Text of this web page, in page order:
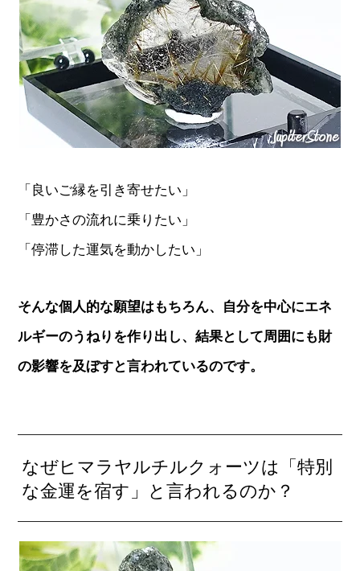
「良いご縁を引き寄せたい」
「豊かさの流れに乗りたい」
「停滞した運気を動かしたい」
そんな個人的な願望はもちろん、自分を中心にエネ
ルギーのうねりを作り出し、結果として周囲にも財
の影響を及ぼすと言われているのです。
なぜヒマラヤルチルクォーツは「特別
な金運を宿す」と言われるのか？